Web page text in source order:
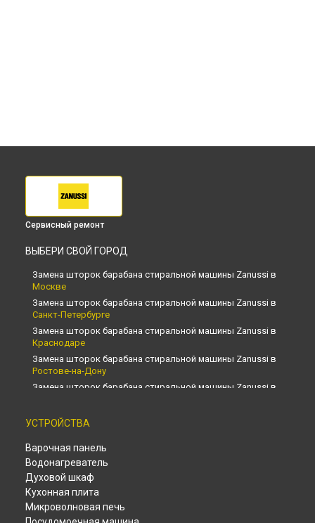
Сервисный ремонт
ВЫБЕРИ СВОЙ ГОРОД
Замена шторок барабана стиральной машины Zanussi в
Москве
Замена шторок барабана стиральной машины Zanussi в
Санкт-Петербурге
Замена шторок барабана стиральной машины Zanussi в
Краснодаре
Замена шторок барабана стиральной машины Zanussi в
Ростове-на-Дону
Замена шторок барабана стиральной машины Zanussi в
Замена шторок барабана стиральной машины Zanussi в
Новосибирске
Замена шторок барабана стиральной машины Zanussi в
Челябинске
Замена шторок барабана стиральной машины Zanussi в
Екатеринбурге
Замена шторок барабана стиральной машины Zanussi в
Казани
УСТРОЙСТВА
Варочная панель
Водонагреватель
Духовой шкаф
Кухонная плита
Микроволновая печь